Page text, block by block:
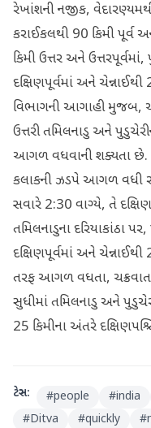
રેખાંશની નજીક,
કરાઈકલથી 90 કિમી પૂર્વ
કિમી ઉત્તર અને
દક્ષિણપૂર્વમાં અને ચેન્નાઈથી
વિભાગની આગાહી મુજબ,
ઉત્તરી તમિલનાડુ અને
આગળ વધવાની શક્યતા છે.
કલાકની ઝડપે આગળ વધી
સવારે 2:30 વાગ્યે, તે
તમિલનાડુના દરિયાકાંઠા
દક્ષિણપૂર્વમાં અને ચેન્નાઈથી
તરફ આગળ વધતા,
સુધીમાં તમિલનાડુ અને
25 કિમીના અંતરે
ટેગ્સ: #people #india
#Ditva #quickly #